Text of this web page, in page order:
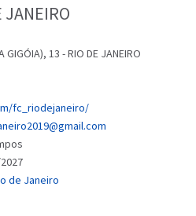
JANEIRO
GIGÓIA), 13 - RIO DE JANEIRO
fc_riodejaneiro/
de Janeiro